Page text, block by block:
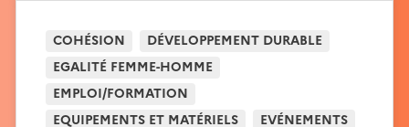
COHÉSION
DÉVELOPPEMENT DURABLE
EGALITÉ FEMME-HOMME
EMPLOI/FORMATION
EQUIPEMENTS ET MATÉRIELS
EVÉNEMENTS